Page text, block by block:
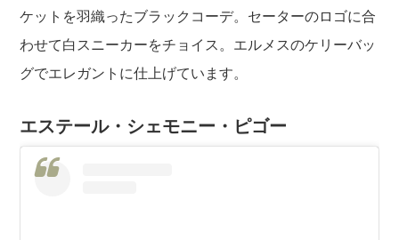
ケットを羽織ったブラックコーデ。セーターのロゴに合
わせて白スニーカーをチョイス。エルメスのケリーバッ
グでエレガントに仕上げています。
エステール・シェモニー・ピゴー